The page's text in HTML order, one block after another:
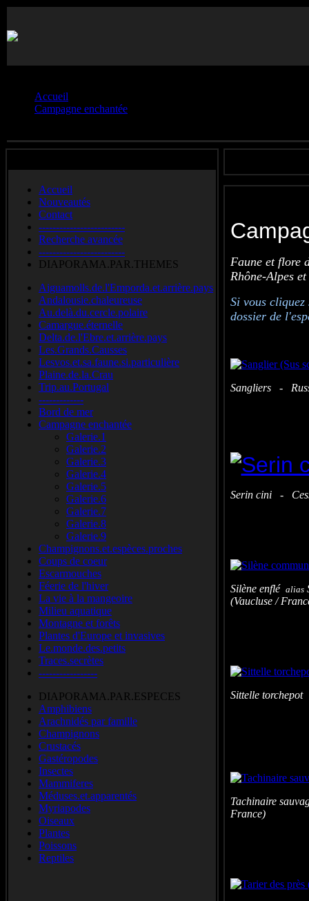
Accueil
Campagne enchantée
Accueil
Nouveautés
Contact
-------------------------
Recherche avancée
-------------------------
DIAPORAMA.PAR.THEMES
Aiguamolls.de.l'Emporda.et.arrière.pays
Andalousie.chaleureuse
Au.delà.du.cercle.polaire
Camargue.éternelle
Delta.de.l'Ebre.et.arrière.pays
Les.Grands.Causses
Lesvos.et.sa.faune.si.particulière
Plaine.de.la.Crau
Trip.au.Portugal
-------------
Bord de mer
Campagne enchantée
Galerie.1
Galerie.2
Galerie.3
Galerie.4
Galerie.5
Galerie.6
Galerie.7
Galerie.8
Galerie.9
Champignons.et.espèces.proches
Coups de coeur
Escarmouches
Féerie de l'hiver
La vie à la mangeoire
Milieu aquatique
Montagne et forêts
Plantes d'Europe et invasives
Le.monde.des.petits
Traces.secrètes
-----------------
DIAPORAMA.PAR.ESPECES
Amphibiens
Arachnidés par famille
Champignons
Crustacés
Gastéropodes
Insectes
Mammiferes
Méduses.et.apparentés
Myriapodes
Oiseaux
Plantes
Poissons
Reptiles
Faune et flore
Rhône-Alpes
Si vous cliquez
dossier de
Sangliers -
Serin cini -
Silène enflé alias
(Vaucluse /
Sittelle
Tachinaire
France)